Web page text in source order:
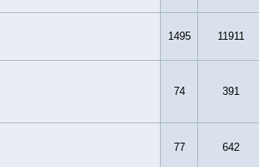
1495 11911
74 391
77 642